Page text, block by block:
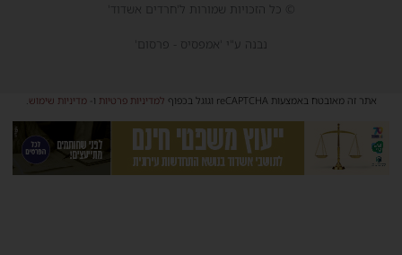
© כל הזכויות שמורות ל'חרדים אשדוד'
נבנה ע"י 'אמפסיס - פרסום'
אתר זה מאובטח באמצעות reCAPTCHA וגוגל בכפוף למדיניות פרטיותו-מדיניות שימוש.